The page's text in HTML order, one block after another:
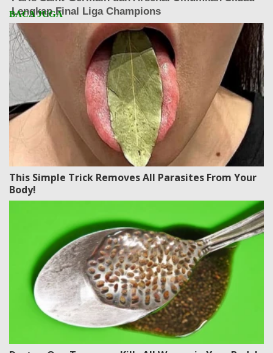
This Simple Trick Removes All Parasites From Your
Body!